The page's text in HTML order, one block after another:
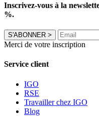
Inscrivez-vous à la
%.
S'ABONNER >
Merci de votre inscription
Service client
IGO
RSE
Travailler chez IGO
Blog